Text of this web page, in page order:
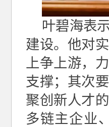
叶碧海表
建设。他对
上争上游，
支撑；其次
聚创新人才
多链主企业